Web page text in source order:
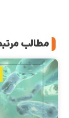
مطالب